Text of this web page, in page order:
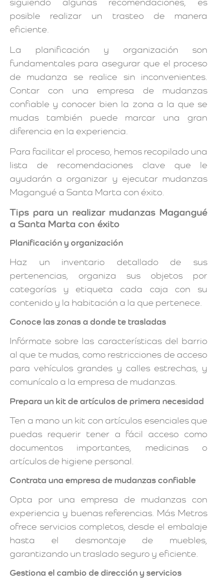
posible realizar un trasteo de manera
eficiente.
La planificación y organización son
fundamentales para asegurar que el proceso
de mudanza se realice sin inconvenientes.
Contar con una empresa de mudanzas
confiable y conocer bien la zona a la que se
mudas también puede marcar una gran
diferencia en la experiencia.
Para facilitar el proceso, hemos recopilado una
lista de recomendaciones clave que le
ayudarán a organizar y ejecutar mudanzas
Magangué a Santa Marta con éxito.
Tips para un realizar mudanzas Magangué
a Santa Marta con éxito
Planificación y organización
Haz un inventario detallado de sus
pertenencias, organiza sus objetos por
categorías y etiqueta cada caja con su
contenido y la habitación a la que pertenece.
Conoce las zonas a donde te trasladas
Infórmate sobre las características del barrio
al que te mudas, como restricciones de acceso
para vehículos grandes y calles estrechas, y
comunícalo a la empresa de mudanzas.
Prepara un kit de artículos de primera necesidad
Ten a mano un kit con artículos esenciales que
puedas requerir tener a fácil acceso como
documentos importantes, medicinas o
artículos de higiene personal.
Contrata una empresa de mudanzas confiable
Opta por una empresa de mudanzas con
experiencia y buenas referencias. Más Metros
ofrece servicios completos, desde el embalaje
hasta el desmontaje de muebles,
garantizando un traslado seguro y eficiente.
Gestiona el cambio de dirección y servicios